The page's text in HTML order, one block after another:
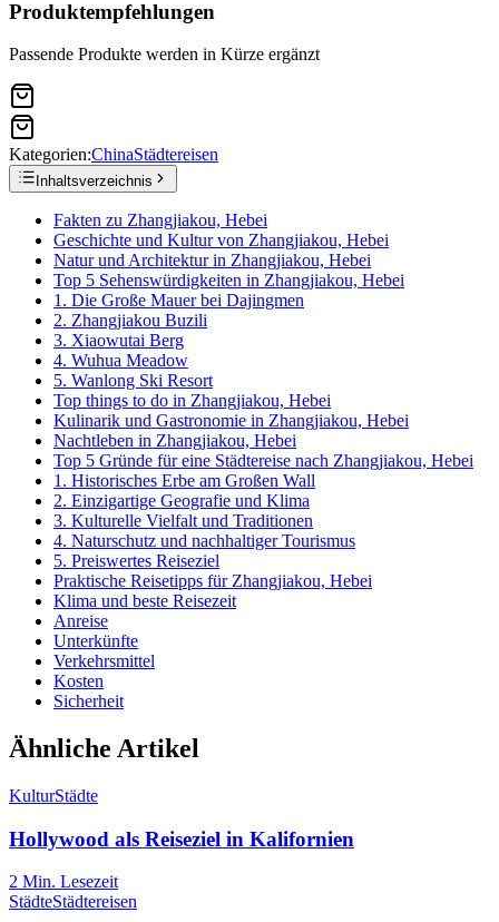
Produktempfehlungen
Passende Produkte werden in Kürze ergänzt
Kategorien:ChinaStädtereisen
Inhaltsverzeichnis
Fakten zu Zhangjiakou, Hebei
Geschichte und Kultur von Zhangjiakou, Hebei
Natur und Architektur in Zhangjiakou, Hebei
Top 5 Sehenswürdigkeiten in Zhangjiakou, Hebei
1. Die Große Mauer bei Dajingmen
2. Zhangjiakou Buzili
3. Xiaowutai Berg
4. Wuhua Meadow
5. Wanlong Ski Resort
Top things to do in Zhangjiakou, Hebei
Kulinarik und Gastronomie in Zhangjiakou, Hebei
Nachtleben in Zhangjiakou, Hebei
Top 5 Gründe für eine Städtereise nach Zhangjiakou, Hebei
1. Historisches Erbe am Großen Wall
2. Einzigartige Geografie und Klima
3. Kulturelle Vielfalt und Traditionen
4. Naturschutz und nachhaltiger Tourismus
5. Preiswertes Reiseziel
Praktische Reisetipps für Zhangjiakou, Hebei
Klima und beste Reisezeit
Anreise
Unterkünfte
Verkehrsmittel
Kosten
Sicherheit
Ähnliche Artikel
KulturStädte
Hollywood als Reiseziel in Kalifornien
2 Min. Lesezeit
StädteStädtereisen